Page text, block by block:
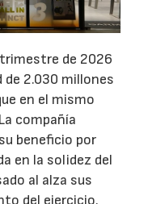
de 2026
2.030 millones
en el mismo
compañía
beneficio por
en la solidez del
al alza sus
del ejercicio.